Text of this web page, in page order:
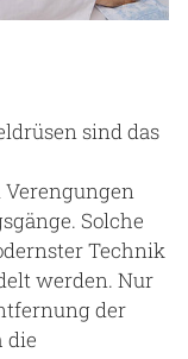
sind das
Solche
Technik
werden. Nur
der
die